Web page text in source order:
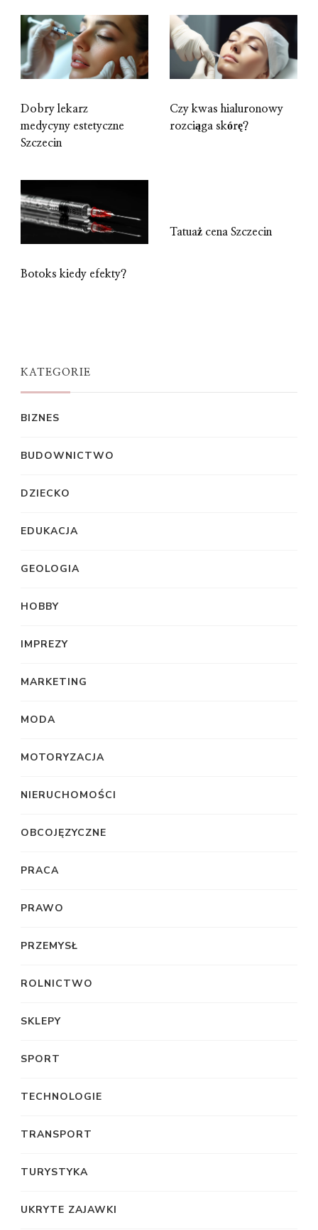
Dobry lekarz
medycyny estetyczne
Szczecin
Czy kwas hialuronowy
rozciąga skórę?
Botoks kiedy efekty?
Tatuaż cena Szczecin
KATEGORIE
BIZNES
BUDOWNICTWO
DZIECKO
EDUKACJA
GEOLOGIA
HOBBY
IMPREZY
MARKETING
MODA
MOTORYZACJA
NIERUCHOMOŚCI
OBCOJĘZYCZNE
PRACA
PRAWO
PRZEMYSŁ
ROLNICTWO
SKLEPY
SPORT
TECHNOLOGIE
TRANSPORT
TURYSTYKA
UKRYTE ZAJAWKI